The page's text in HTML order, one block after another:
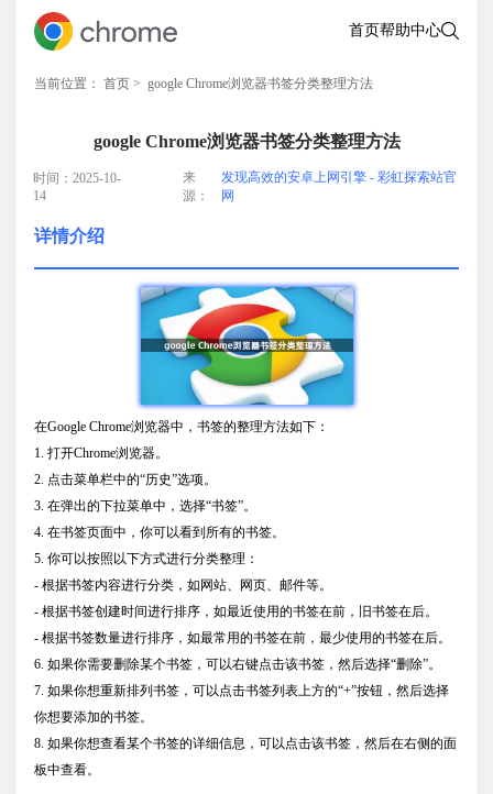
首页帮助中心
当前位置： 首页 > google Chrome浏览器书签分类整理方法
google Chrome浏览器书签分类整理方法
时间：2025-10-
14
来
源：
发现高效的安卓上网引擎 - 彩虹探索站官
网
详情介绍
在Google Chrome浏览器中，书签的整理方法如下：
1. 打开Chrome浏览器。
2. 点击菜单栏中的“历史”选项。
3. 在弹出的下拉菜单中，选择“书签”。
4. 在书签页面中，你可以看到所有的书签。
5. 你可以按照以下方式进行分类整理：
- 根据书签内容进行分类，如网站、网页、邮件等。
- 根据书签创建时间进行排序，如最近使用的书签在前，旧书签在后。
- 根据书签数量进行排序，如最常用的书签在前，最少使用的书签在后。
6. 如果你需要删除某个书签，可以右键点击该书签，然后选择“删除”。
7. 如果你想重新排列书签，可以点击书签列表上方的“+”按钮，然后选择
你想要添加的书签。
8. 如果你想查看某个书签的详细信息，可以点击该书签，然后在右侧的面
板中查看。